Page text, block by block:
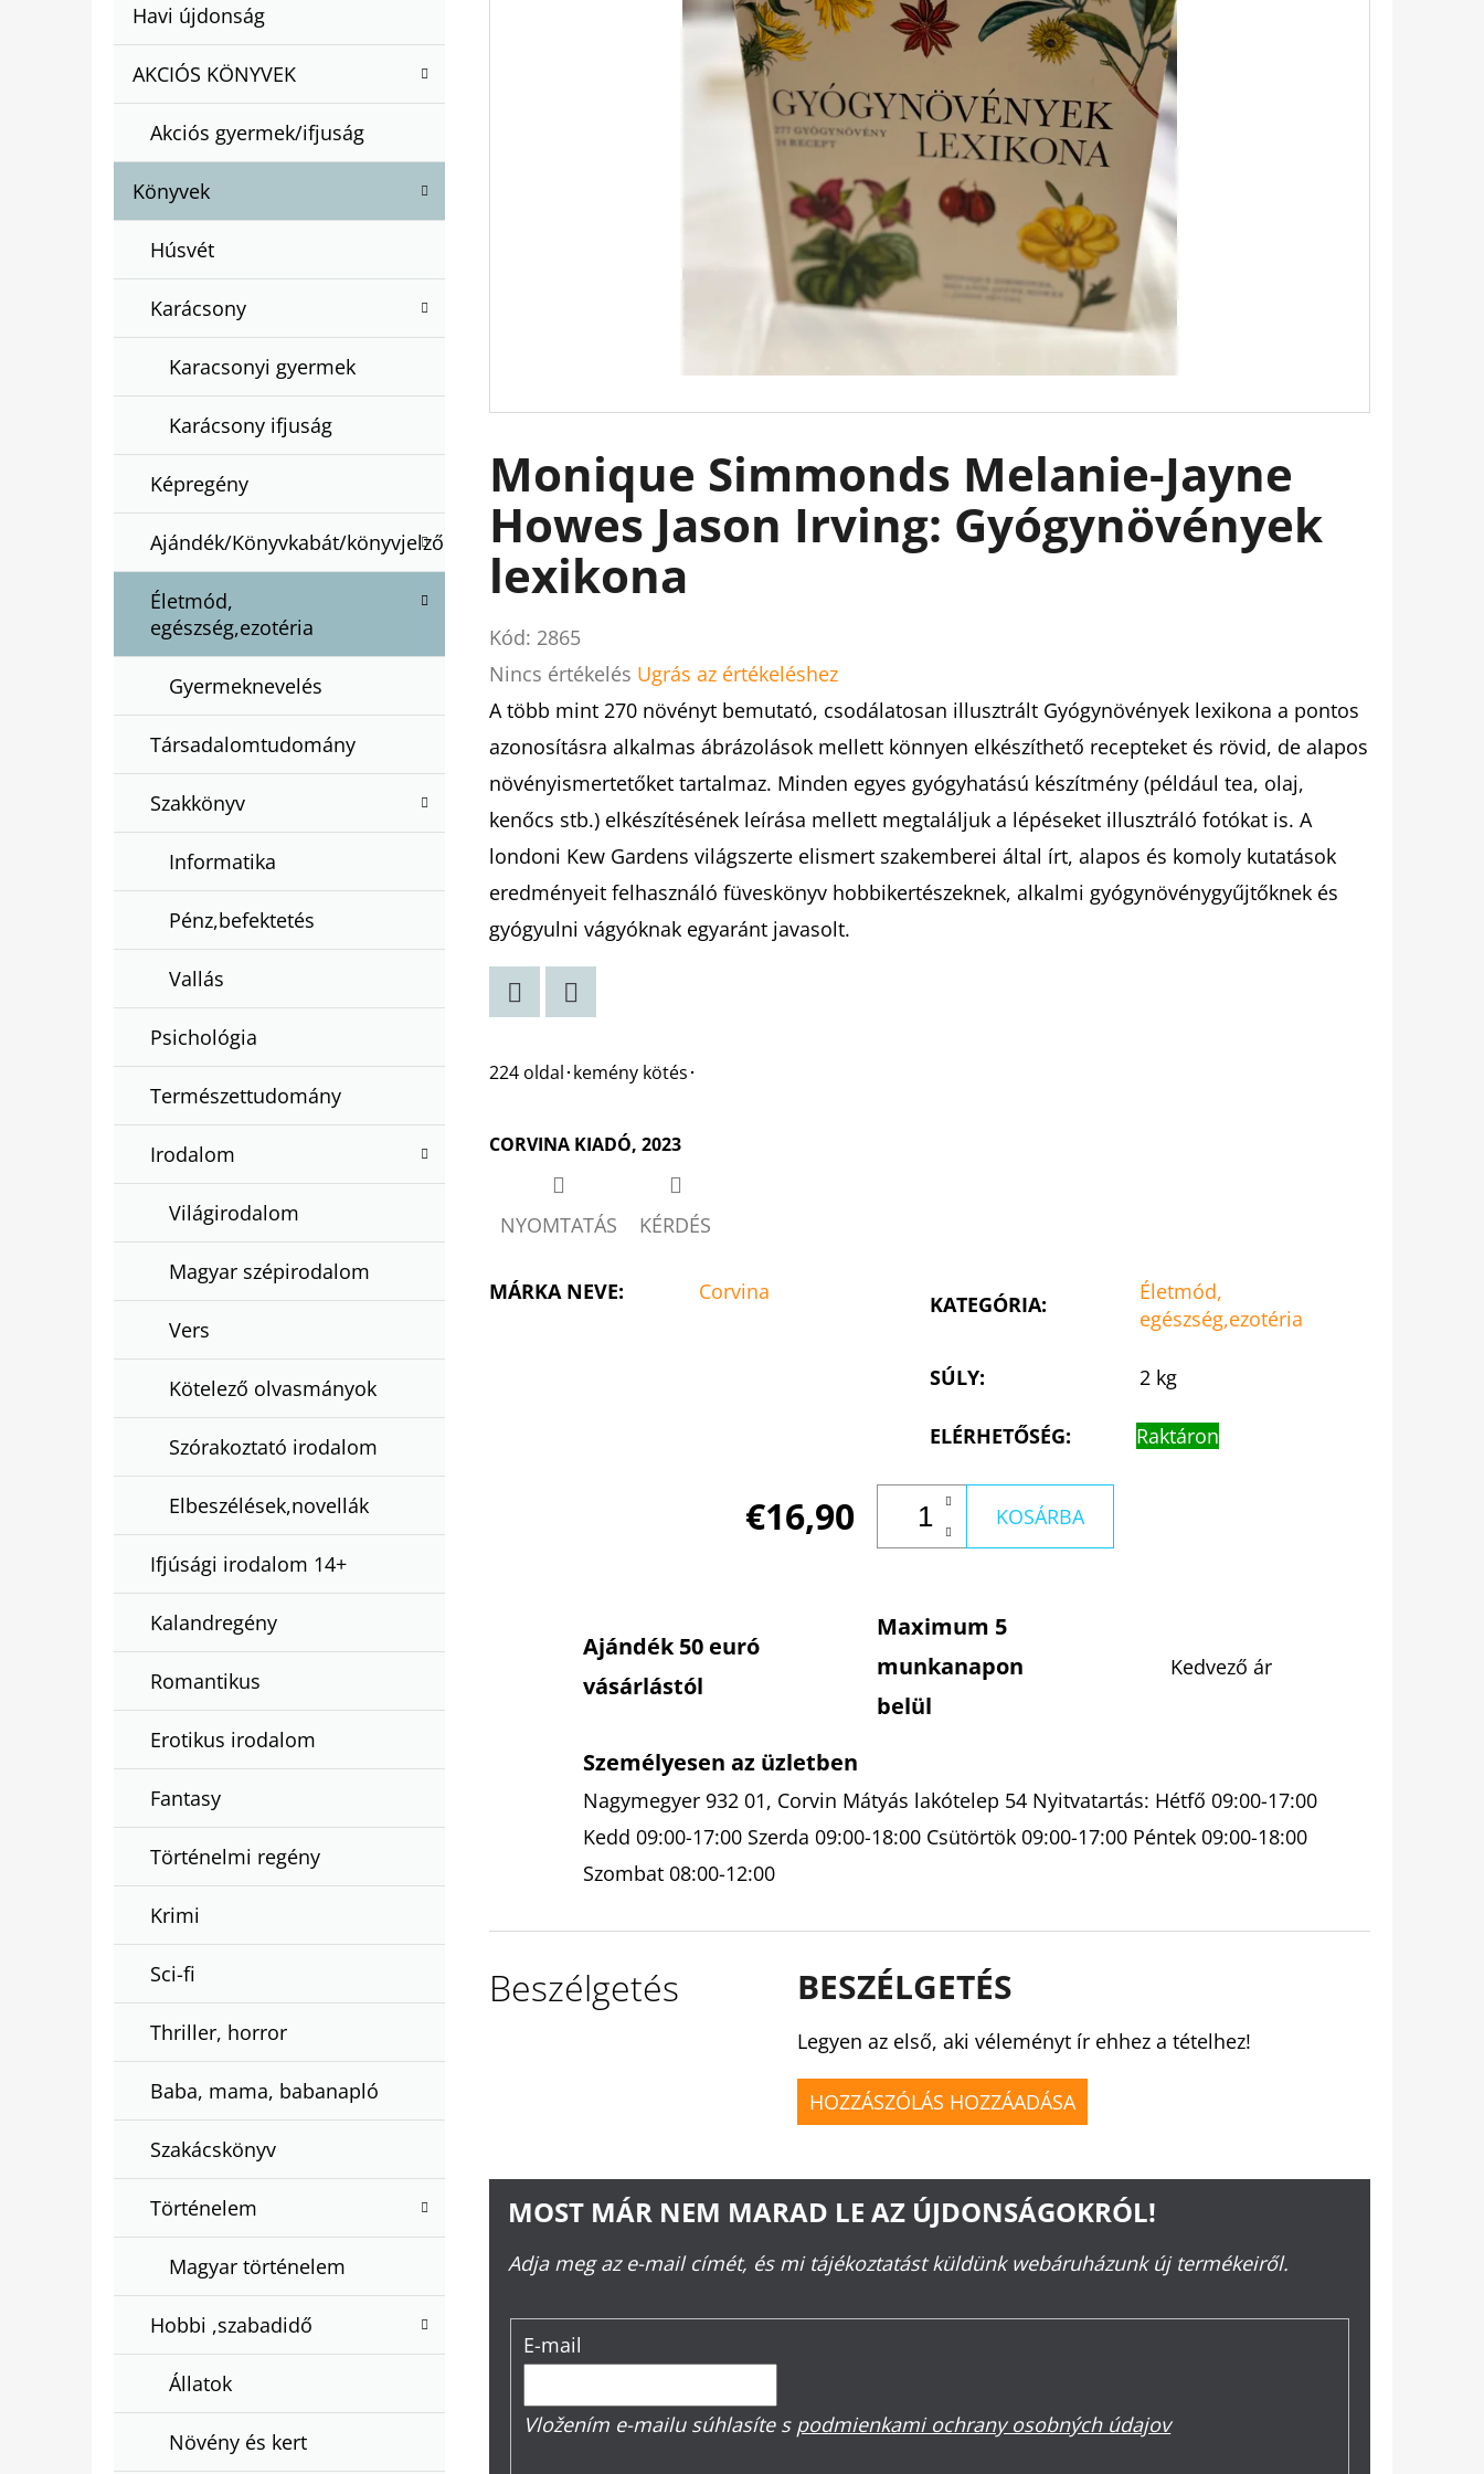
Nátugrása
T
G
R
Á
Havi újdonság
AKCIÓS KÖNYVEK
Akciós gyermek/ifjuság
Könyvek
Húsvét
Karácsony
Karacsonyi gyermek
Karácsony ifjuság
Képregény
Ajándék/Könyvkabát/könyvjelző
Életmód,
egészség,ezotéria
Gyermeknevelés
Társadalomtudomány
Szakkönyv
Informatika
Pénz,befektetés
Vallás
Psichológia
Természettudomány
Irodalom
Világirodalom
Magyar szépirodalom
Vers
Kötelező olvasmányok
Szórakoztató irodalom
Elbeszélések,novellák
Ifjúsági irodalom 14+
Kalandregény
Romantikus
Erotikus irodalom
Fantasy
Történelmi regény
Krimi
Sci-fi
Thriller, horror
Baba, mama, babanapló
Szakácskönyv
Történelem
Magyar történelem
Hobbi ,szabadidő
Állatok
Növény és kert
Monique Simmonds Melanie-Jayne
Howes Jason Irving: Gyógynövények
lexikona
Kód: 2865
A
termék
átlagos
értékelése
5-
ből
0,0
csillag.
Nincs értékelés Ugrás az értékeléshez
A több mint 270 növényt bemutató, csodálatosan illusztrált Gyógynövények lexikona a pontos
azonosításra alkalmas ábrázolások mellett könnyen elkészíthető recepteket és rövid, de alapos
növényismertetőket tartalmaz. Minden egyes gyógyhatású készítmény (például tea, olaj,
kenőcs stb.) elkészítésének leírása mellett megtaláljuk a lépéseket illusztráló fotókat is. A
londoni Kew Gardens világszerte elismert szakemberei által írt, alapos és komoly kutatások
eredményeit felhasználó füveskönyv hobbikertészeknek, alkalmi gyógynövénygyűjtőknek és
gyógyulni vágyóknak egyaránt javasolt.
224 oldal･kemény kötés･
CORVINA KIADÓ, 2023
NYOMTATÁS KÉRDÉS
MÁRKA NEVE: Corvina KATEGÓRIA:
Életmód,
egészség,ezotéria
SÚLY: 2 kg
ELÉRHETŐSÉG: Raktáron
€16,90 KOSÁRBA
Ajándék 50 euró
vásárlástól
Maximum 5
munkanapon
belül
Kedvező ár
Személyesen az üzletben
Nagymegyer 932 01, Corvin Mátyás lakótelep 54 Nyitvatartás: Hétfő 09:00-17:00
Kedd 09:00-17:00 Szerda 09:00-18:00 Csütörtök 09:00-17:00 Péntek 09:00-18:00
Szombat 08:00-12:00
Beszélgetés BESZÉLGETÉS
Legyen az első, aki véleményt ír ehhez a tételhez!
HOZZÁSZÓLÁS HOZZÁADÁSA
MOST MÁR NEM MARAD LE AZ ÚJDONSÁGOKRÓL!
Adja meg az e-mail címét, és mi tájékoztatást küldünk webáruházunk új termékeiről.
E-mail
Vložením e-mailu súhlasíte s podmienkami ochrany osobných údajov
BARTOS ERIKA : BOGYÓ ÉS BABÓCA
€12,50
CAUGHT UP - RÁKATTANVA -
(KÜLÖNLEGES KIADÁS) NAVESSA ALLEN
FALLEN STARS - BUKOTT CSILLAGOK -
(KÜLÖNLEGES KIADÁS) IMANI ERRIU
€18,90